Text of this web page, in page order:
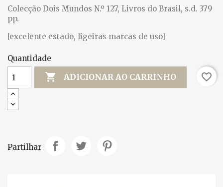
Colecção Dois Mundos N.º 127, Livros do Brasil, s.d. 379
pp.
[excelente estado, ligeiras marcas de uso]
Quantidade
 ADICIONAR AO CARRINHO favorite_border
Partilhar